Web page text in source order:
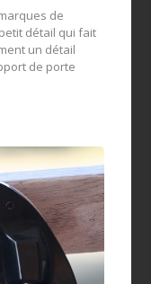
de
détail qui fait
un détail
de porte